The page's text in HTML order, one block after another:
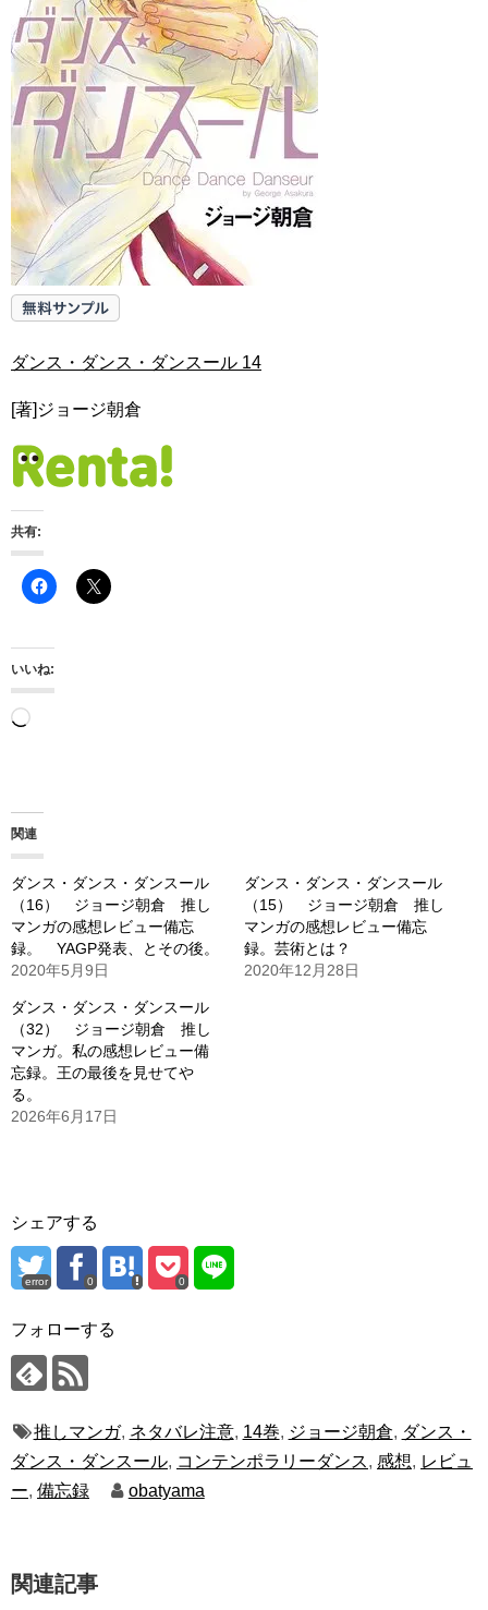
ダンス・ダンス・ダンスール 14
[著]ジョージ朝倉
共有:
いいね:
読
み
中…
関連
ダンス・ダンス・ダンスール
（16） ジョージ朝倉 推し
マンガの感想レビュー備忘
録。 YAGP発表、とその後。
2020年5月9日
ダンス・ダンス・ダンスール
（15） ジョージ朝倉 推し
マンガの感想レビュー備忘
録。芸術とは？
2020年12月28日
ダンス・ダンス・ダンスール
（32） ジョージ朝倉 推し
マンガ。私の感想レビュー備
忘録。王の最後を見せてや
る。
2026年6月17日
シェアする
error 0 0
フォローする
推しマンガ, ネタバレ注意, 14巻, ジョージ朝倉, ダンス・
ダンス・ダンスール, コンテンポラリーダンス, 感想, レビュ
ー, 備忘録 obatyama
関連記事